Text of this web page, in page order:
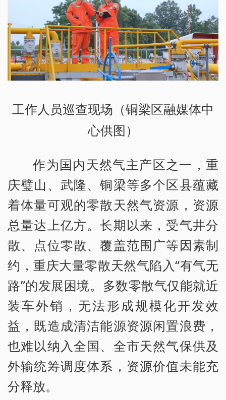
工作人员巡查现场（铜梁区融媒体中
心供图）
作为国内天然气主产区之一，重
庆璧山、武隆、铜梁等多个区县蕴藏
着体量可观的零散天然气资源，资源
总量达上亿方。长期以来，受气井分
散、点位零散、覆盖范围广等因素制
约，重庆大量零散天然气陷入“有气无
路”的发展困境。多数零散气仅能就近
装车外销，无法形成规模化开发效
益，既造成清洁能源资源闲置浪费，
也难以纳入全国、全市天然气保供及
外输统筹调度体系，资源价值未能充
分释放。